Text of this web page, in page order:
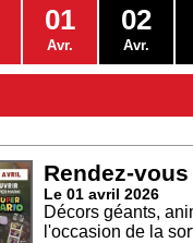
01
Avr.
02
Avr.
Rendez-
Le 01 avril 2026
Décors géants,
l'occasion de la